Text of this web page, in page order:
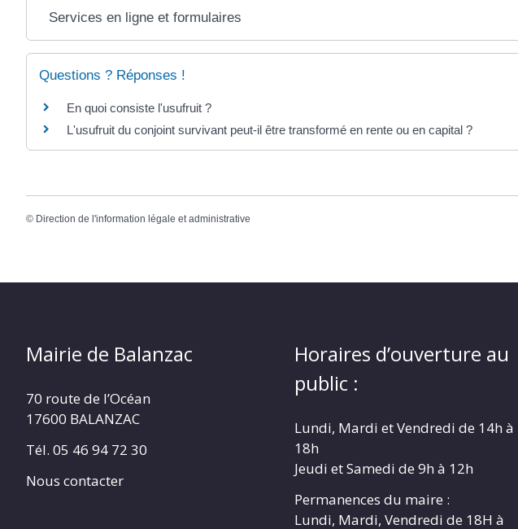
Services en ligne et formulaires
Questions ? Réponses !
En quoi consiste l'usufruit ?
L'usufruit du conjoint survivant peut-il être transformé en rente ou en capital ?
© Direction de l'information légale et administrative
Mairie de Balanzac
70 route de l’Océan
17600 BALANZAC
Tél. 05 46 94 72 30
Nous contacter
Horaires d’ouverture au
public :
Lundi, Mardi et Vendredi de 14h à
18h
Jeudi et Samedi de 9h à 12h
Permanences du maire :
Lundi, Mardi, Vendredi de 18H à